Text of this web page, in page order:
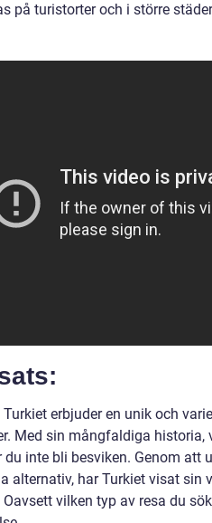
på turistorter och i större
Turkiet erbjuder en unik och
Med sin mångfaldiga
du inte bli besviken. Genom att
alternativ, har Turkiet visat
vilken typ av resa du